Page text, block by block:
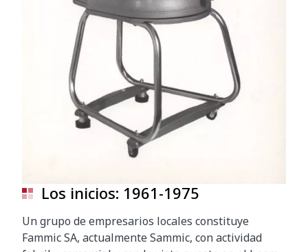
Los inicios: 1961-1975
Un grupo de empresarios locales constituye
Fammic SA, actualmente Sammic, con actividad